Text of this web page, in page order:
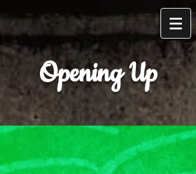
Opening Up